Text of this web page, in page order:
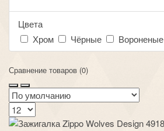
Цвета
Хром
Чёрные Вороненые
Сравнение товаров (0)